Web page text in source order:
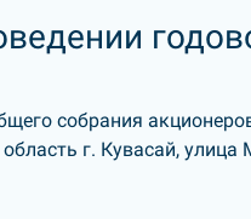
собрания
г. Кувасай,